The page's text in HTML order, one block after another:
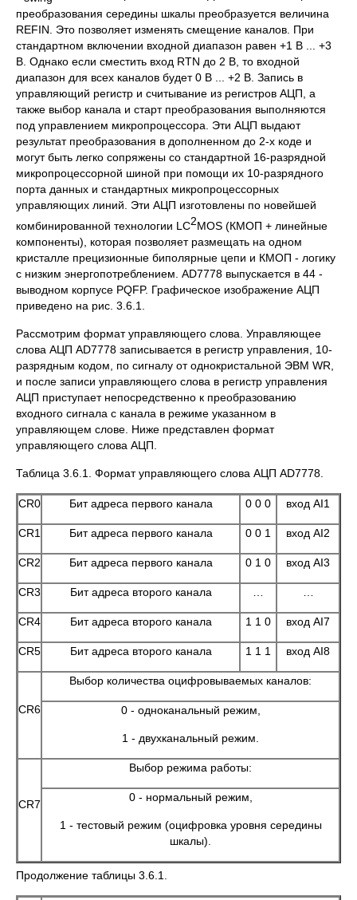
преобразования середины шкалы преобразуется величина
REFIN. Это позволяет изменять смещение каналов. При
стандартном включении входной диапазон равен +1 В ... +3
В. Однако если сместить вход RTN до 2 В, то входной
диапазон для всех каналов будет 0 В ... +2 В. Запись в
управляющий регистр и считывание из регистров АЦП, а
также выбор канала и старт преобразования выполняются
под управлением микропроцессора. Эти АЦП выдают
результат преобразования в дополненном до 2-х коде и
могут быть легко сопряжены со стандартной 16-разрядной
микропроцессорной шиной при помощи их 10-разрядного
порта данных и стандартных микропроцессорных
управляющих линий. Эти АЦП изготовлены по новейшей
комбинированной технологии LC2MOS (КМОП + линейные
компоненты), которая позволяет размещать на одном
кристалле прецизионные биполярные цепи и КМОП - логику
с низким энергопотреблением. AD7778 выпускается в 44 -
выводном корпусе PQFP. Графическое изображение АЦП
приведено на рис. 3.6.1.
Рассмотрим формат управляющего слова. Управляющее
слова АЦП AD7778 записывается в регистр управления, 10-
разрядным кодом, по сигналу от однокристальной ЭВМ WR,
и после записи управляющего слова в регистр управления
АЦП приступает непосредственно к преобразованию
входного сигнала с канала в режиме указанном в
управляющем слове. Ниже представлен формат
управляющего слова АЦП.
Таблица 3.6.1. Формат управляющего слова АЦП AD7778.
CR0 Бит адреса первого канала 0 0 0 вход AI1
CR1 Бит адреса первого канала 0 0 1 вход AI2
CR2 Бит адреса первого канала 0 1 0 вход AI3
CR3 Бит адреса второго канала
CR4 Бит адреса второго канала 1 1 0 вход AI7
CR5 Бит адреса второго канала 1 1 1 вход AI8
CR6
Выбор количества оцифровываемых каналов:
0 - одноканальный режим,
1 - двухканальный режим.
CR7
Выбор режима работы:
0 - нормальный режим,
1 - тестовый режим (оцифровка уровня середины
шкалы).
Продолжение таблицы 3.6.1.